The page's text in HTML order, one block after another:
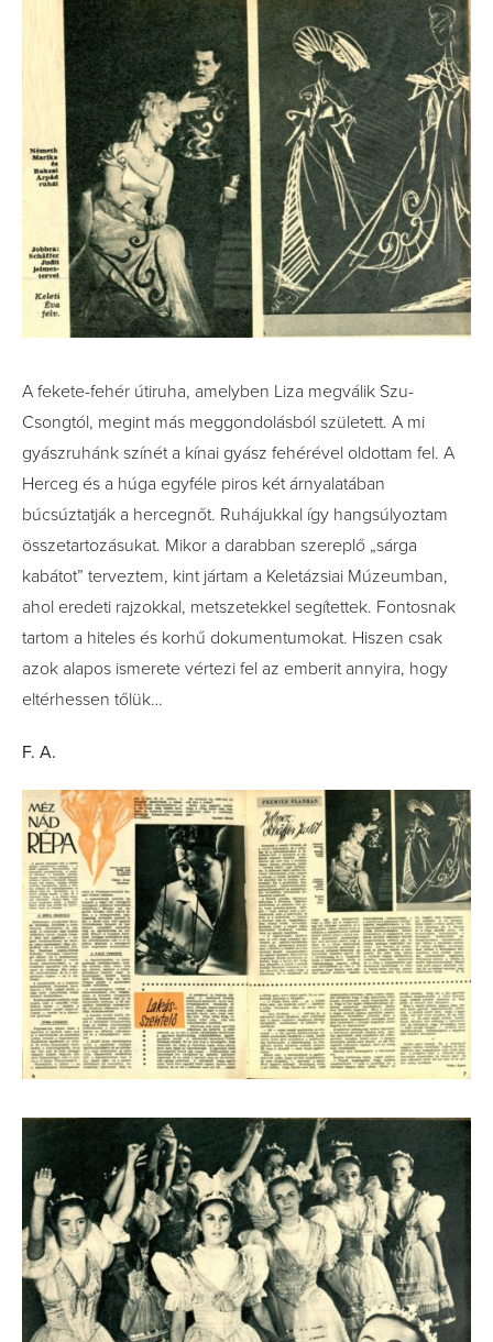
A fekete-fehér útiruha, amelyben Liza megválik Szu-
Csongtól, megint más meggondolásból született. A mi
gyászruhánk színét a kínai gyász fehérével oldottam fel. A
Herceg és a húga egyféle piros két árnyalatában
búcsúztatják a hercegnőt. Ruhájukkal így hangsúlyoztam
összetartozásukat. Mikor a darabban szereplő „sárga
kabátot” terveztem, kint jártam a Keletázsiai Múzeumban,
ahol eredeti rajzokkal, metszetekkel segítettek. Fontosnak
tartom a hiteles és korhű dokumentumokat. Hiszen csak
azok alapos ismerete vértezi fel az emberit annyira, hogy
eltérhessen tőlük…
F. A.